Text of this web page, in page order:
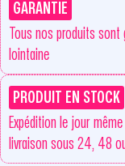
GARANTIE
Tous nos produits
lointaine
PRODUIT EN STOCK
Expédition le jour
livraison sous 24, 48